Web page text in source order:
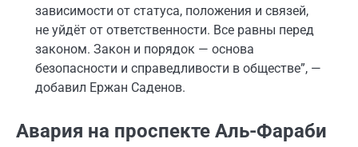
зависимости от статуса, положения и связей,
не уйдёт от ответственности. Все равны перед
законом. Закон и порядок — основа
безопасности и справедливости в обществе”, —
добавил Ержан Саденов.
Авария на проспекте Аль-Фараби